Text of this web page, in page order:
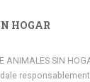
HOGAR
ANIMALES SIN